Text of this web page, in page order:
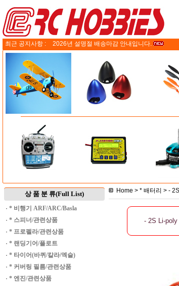
최근 공지사항 : 2026년 설명절 배송마감 안내입니다.
상 품 분 류(Full List)
· * 비행기 ARF/ARC/Basla
· * 스피너/관련상품
· * 프로펠라/관련상품
· * 랜딩기어/플로트
· * 타이어(바퀴/칼라/엑슬)
· * 커버링 필름/관련상품
· * 엔진/관련상품
Home > * 배터리 > -
- 2S Li-